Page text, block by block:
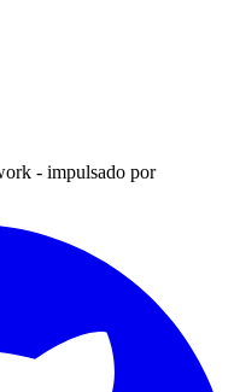
- impulsado por